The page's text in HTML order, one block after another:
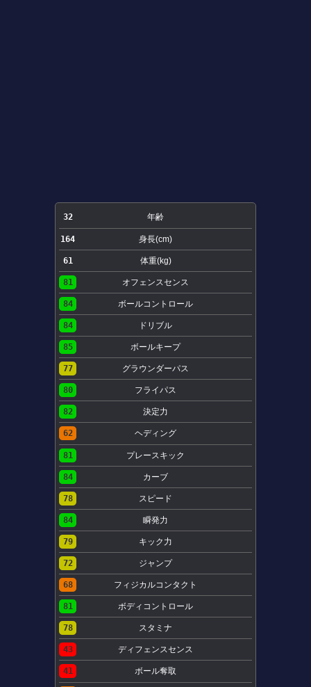
32 年齢
164 身長(cm)
61 体重(kg)
81 オフェンスセンス
84 ボールコントロール
84 ドリブル
85 ボールキープ
77 グラウンダーパス
80 フライパス
82 決定力
62 ヘディング
81 プレースキック
84 カーブ
78 スピード
84 瞬発力
79 キック力
72 ジャンプ
68 フィジカルコンタクト
81 ボディコントロール
78 スタミナ
43 ディフェンスセンス
41 ボール奪取